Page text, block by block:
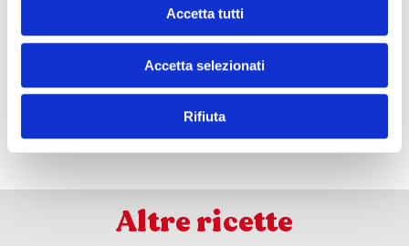
Accetta tutti
Accetta selezionati
Rifiuta
ISCRIVITI ALLA NEWSLETTER
Altre ricette